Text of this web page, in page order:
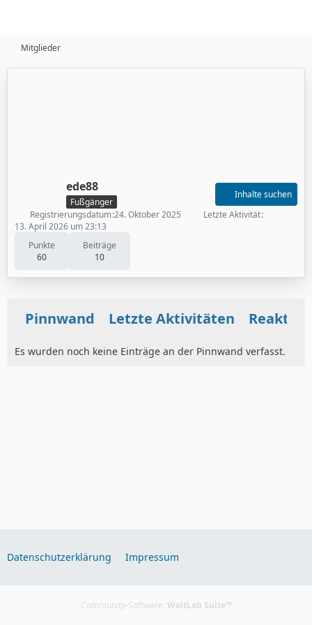
Mitglieder
ede88
Fußgänger
Punkte
60
Beiträge
10
Inhalte suchen
Registrierungsdatum 24. Oktober 2025
Letzte Aktivität
13. April 2026 um 23:13
Pinnwand Letzte Aktivitäten
Es wurden noch keine Einträge an der Pinnwand verfasst.
Datenschutzerklärung Impressum
Community-Software: WoltLab Suite™